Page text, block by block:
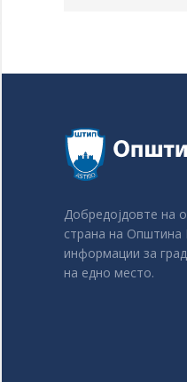
Добредојдовте на
страна на
информации за
на едно место.